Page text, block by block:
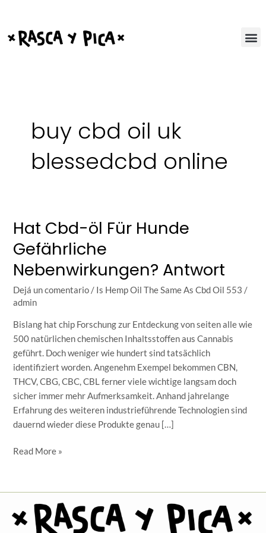
contenido
buy cbd oil uk
blessedcbd online
Hat Cbd-öl Für Hunde
Gefährliche
Nebenwirkungen? Antwort
Dejá un comentario / Is Hemp Oil The Same As Cbd Oil 553 /
admin
Bislang hat chip Forschung zur Entdeckung von seiten alle wie
500 natürlichen chemischen Inhaltsstoffen aus Cannabis
geführt. Doch weniger wie hundert sind tatsächlich
identifiziert worden. Angenehm Exempel bekommen CBN,
THCV, CBG, CBC, CBL ferner viele wichtige langsam doch
sicher immer mehr Aufmerksamkeit. Anhand jahrelange
Erfahrung des weiteren industrieführende Technologien sind
dauernd wieder diese Produkte genau […]
Hat
öl
Für
Gefährliche
Antwort
Read More »